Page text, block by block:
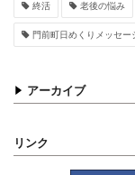
終活 老後の悩み
門前町日めくりメッセー
アーカイブ
リンク